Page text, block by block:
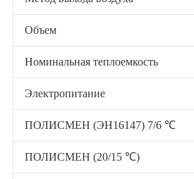
Объем
Номинальная теплоемкость
Электропитание
ПОЛИСМЕН (ЭН16147) 7/6 ℃
ПОЛИСМЕН (20/15 ℃)